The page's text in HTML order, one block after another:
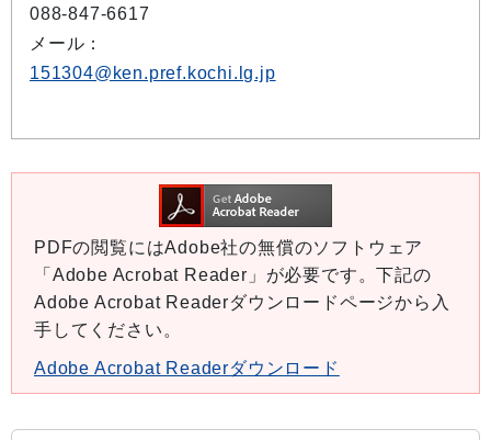
088-847-6617
メール：
151304@ken.pref.kochi.lg.jp
PDFの閲覧にはAdobe社の無償のソフトウェア
「Adobe Acrobat Reader」が必要です。下記の
Adobe Acrobat Readerダウンロードページから入
手してください。
Adobe Acrobat Readerダウンロード